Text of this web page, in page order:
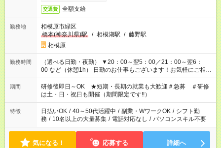
交通費 全額支給
勤務地
相模原市緑区
橋本(神奈川県)駅
/ 相模湖駅 / 藤野駅
相模原
勤務時間
（選べる日勤・夜勤） ▼20：00～翌5：00／21：00～翌6：
00 など（休憩1h） 日勤のお仕事もございます！お気軽にご相談
ください！
期間
研修後即日～OK ★短期・長期の就業も大歓迎＃急募 ＃研修
は土・日・祝日も開催（期間限定です!!）
特徴 日払いOK / 40～50代活躍中 / 副業・WワークOK / シフト勤
務 / 10名以上の大量募集 / 電話対応なし / パソコンスキル不要
気になる！ 応募する 詳細へ